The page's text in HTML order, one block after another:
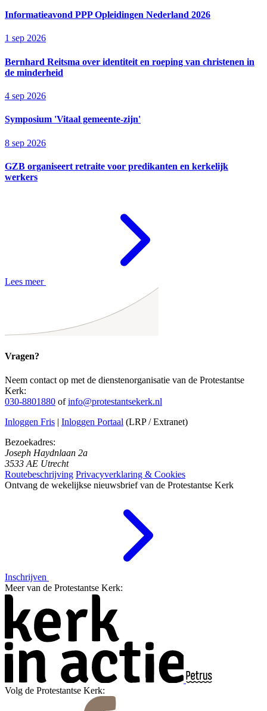
Informatieavond PPP Opleidingen Nederland 2026
1 sep 2026
Bernhard Reitsma over identiteit en roeping van christenen in
de minderheid
4 sep 2026
Symposium 'Vitaal gemeente-zijn'
8 sep 2026
GZB organiseert retraite voor predikanten en kerkelijk
werkers
Lees meer
Vragen?
Neem contact op met de dienstenorganisatie van de Protestantse
Kerk:
030-8801880 ofinfo@protestantsekerk.nl
Inloggen Fris | Inloggen Portaal (LRP / Extranet)
Bezoekadres:
Joseph Haydnlaan 2a
3533 AE Utrecht
Routebeschrijving Privacyverklaring & Cookies
Ontvang de wekelijkse nieuwsbrief van de Protestantse Kerk
Inschrijven
Meer van de Protestantse Kerk:
Volg de Protestantse Kerk: